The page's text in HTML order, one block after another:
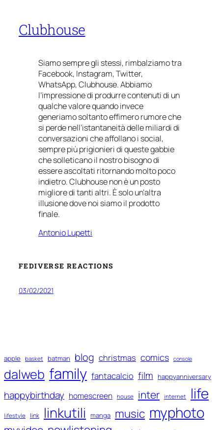
Clubhouse
Siamo sempre gli stessi, rimbalziamo tra
Facebook, Instagram, Twitter,
WhatsApp, Clubhouse. Abbiamo
l’impressione di produrre contenuti di un
qualche valore quando invece
generiamo soltanto effimero rumore che
si perde nell’istantaneità delle miliardi di
conversazioni che affollano i social,
sempre più prigionieri di queste gabbie
che solleticano il nostro bisogno di
essere ascoltati ritornando molto poco
indietro. Clubhouse non è un posto
migliore di tanti altri. È solo un’altra
illusione dove noi siamo il prodotto
finale.
Antonio Lupetti
FEDIVERSE REACTIONS
03/02/2021
apple basket batman blog christmas comics console
dalweb family fantacalcio film happyanniversary
happybirthday homescreen house inter internet life
lifestyle link linkutili manga music myphoto